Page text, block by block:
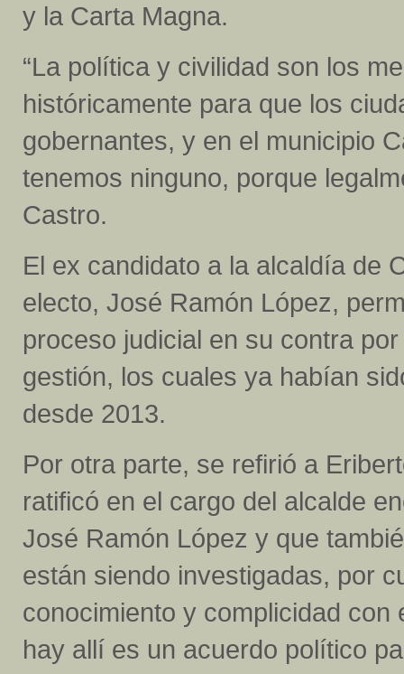
y la Carta Magna.
“La política y civilidad son los
históricamente para que los
gobernantes, y en el municipio
tenemos ninguno, porque
Castro.
El ex candidato a la alcaldía de
electo, José Ramón López,
proceso judicial en su contra
gestión, los cuales ya habían
desde 2013.
Por otra parte, se refirió a
ratificó en el cargo del alcalde
José Ramón López y que
están siendo investigadas, por
conocimiento y complicidad
hay allí es un acuerdo político